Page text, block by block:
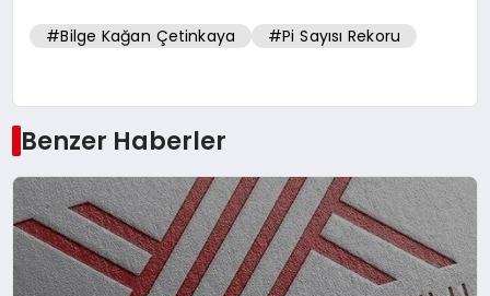
#Bilge Kağan Çetinkaya #Pi Sayısı Rekoru
Benzer Haberler